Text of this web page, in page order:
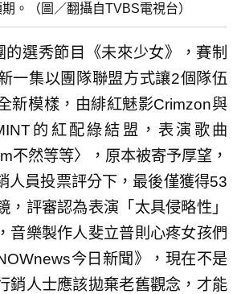
。（圖／翻攝自TVBS電視台）
選秀節目《未來少女》，賽制
一集以團隊聯盟方式讓2個隊伍
新模樣，由緋紅魅影Crimzon與
的紅配綠結盟，表演歌曲
不然等等〉，原本被寄予厚望，
人員投票評分下，最後僅獲得53
，評審認為表演「太具侵略性」
音樂製作人斐立普則心疼女孩們
今日新聞》，現在不是
銷人士應該拋棄老舊觀念，才能